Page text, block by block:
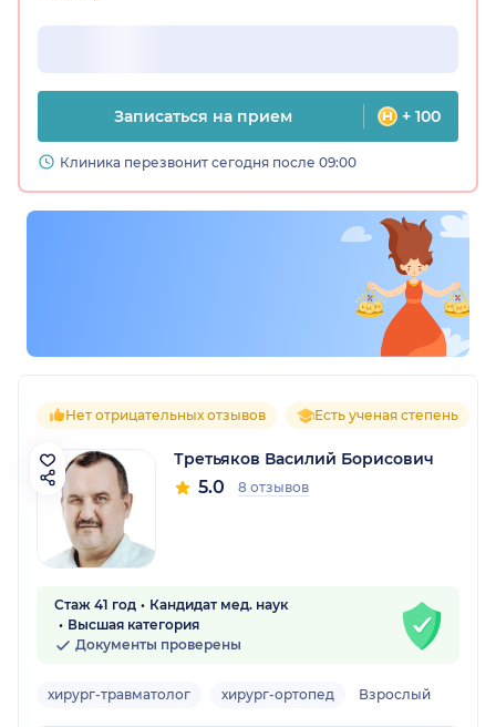
Записаться на прием + 100
Клиника перезвонит сегодня после 09:00
Нет отрицательных отзывов Есть ученая степень
Третьяков Василий Борисович
5.0 8 отзывов
Стаж 41 год
Кандидат мед. наук
Высшая категория
Документы проверены
хирург-травматолог хирург-ортопед Взрослый